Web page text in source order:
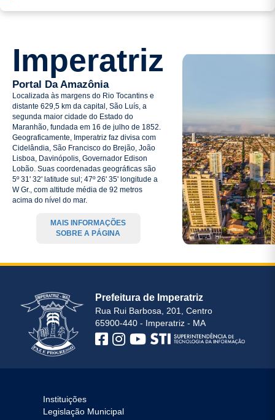
Imperatriz
Portal Da Amazônia
Localizada às margens do Rio Tocantins e
distante 629,5 km da capital, São Luís, a
segunda maior cidade do Estado do
Maranhão, fundada em 16 de julho de 1852.
Geograficamente, Imperatriz faz divisa com
Cidelândia, São Francisco do Brejão, João
Lisboa, Davinópolis, Governador Edison
Lobão. Suas coordenadas geográficas são
5º 31' 32' latitude sul; 47º 26' 35' longitude a
W Gr., com altitude média de 92 metros
acima do nível do mar.
MAIS INFORMAÇÕES
SOBRE A PÁGINA
Prefeitura de Imperatriz
Rua Rui Barbosa, 201, Centro
65900-440 - Imperatriz - MA
Instituições
Legislação Municipal